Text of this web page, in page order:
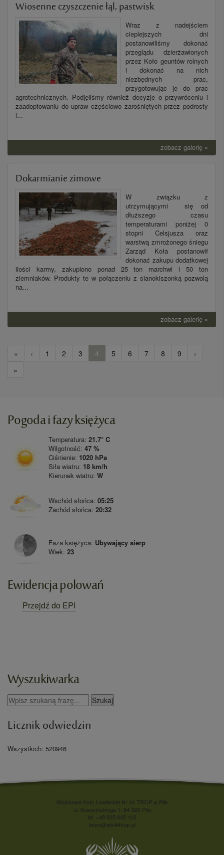
Wiosenne czyszczenie łąl, pastwisk
Wraz z nadejściem
cieplejszych dni
postanowiliśmy dokonać
przeglądu dzierżawionych
przez Koło geuntów rolnych
i dokonać na nich
niezbędnych prac,
przygotowując je do prac
agrotechnicznych. Podjęliśmy również decyzje o przywróceniu i
zaadoptowaniu do upraw częściowo zarośniętych przez podrosty
i...
zobacz galerię »
Dokarmianie zimowe
W związku z
utrzymującymi się od
dłuższego czasu
temperaturami poniżej 0
stopni Celsjusza oraz
warstwą zmrożonego śniegu
Zarząd Koła postanowił
dokonać zakupu dodatkowej
ilości karmy, zakupiono ponad 25 ton marchwi i 50 ton
ziemniaków. Produkty te w połączeniu z sianokiszonką pozwolą
na...
zobacz galerię »
« ‹ 1 2 3 4 5 6 7 8 9
›
»
Pogoda i fazy księżyca
Temperatura: 21.7° C
Wilgotność: 47 %
Ciśnienie: 1020 hPa
Siła wiatru: 18 km/h
Kierunek wiatru: W
Wschód słońca: 05:25
Zachód słońca: 20:32
Faza księżyca: Ubywający sierp
Wiek: 23
Ewidencja polowań
Przejdź do EPI
Wyszukiwarka
Licznik odwiedzin
Wszystkich: 520946
Wojskowe Koło Łowieckie Nr 44 TROP w Pile
ul. Kusocińskiego 1, 64-920 Piła
tel. +48 605 845 103
biuro@wkl44trop.pl